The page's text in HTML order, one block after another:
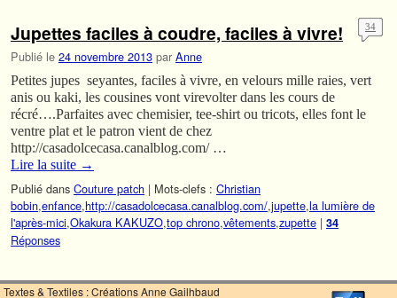
Jupettes faciles à coudre, faciles à vivre!
Publié le 24 novembre 2013 par Anne
34
Petites jupes seyantes, faciles à vivre, en velours mille raies, vert
anis ou kaki, les cousines vont virevolter dans les cours de
récré….Parfaites avec chemisier, tee-shirt ou tricots, elles font le
ventre plat et le patron vient de chez
http://casadolcecasa.canalblog.com/ …
Lire la suite →
Publié dans Couture patch | Mots-clefs : Christian
bobin,enfance,http://casadolcecasa.canalblog.com/,jupette,la lumière de
l'après-mici,Okakura KAKUZO,top chrono,vêtements,zupette | 34
Réponses
Textes & Textiles : Créations Anne Gailhbaud